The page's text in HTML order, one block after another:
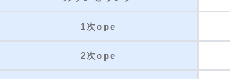
1次ope
2次ope